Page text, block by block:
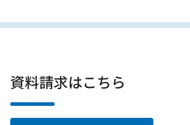
資料請求はこちら